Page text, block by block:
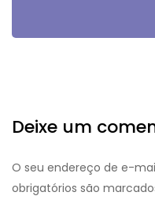
Deixe um
O seu endereço de e-
obrigatórios são